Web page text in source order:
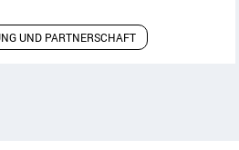
UND PARTNERSCHAFT